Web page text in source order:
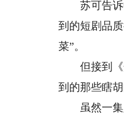
苏可告诉中
到的短剧品
菜”。
但接到《开
到的那些瞎
虽然一集只